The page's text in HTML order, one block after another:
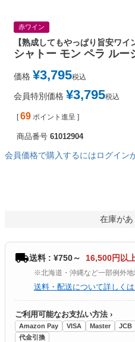
赤ワイン
【熟成してもやっぱり旨安ワイ
シャトー モン ペラ ルー
価格 ¥3,795税込
会員特別価格 ¥3,795税込
[ 69 ポイント進呈 ]
商品番号 61012904
会員価格で購入するにはログイン
在庫が
送料 : ¥750～ 16,500円以
※北海道・沖縄など一部例外地
送料・配送について詳しく
ご利用可能なお支払い方法 ›
Amazon Pay VISA Master JCB
代金引換